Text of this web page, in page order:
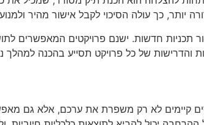
יותר, כך עולה הסיכוי לקבל אישור מהיר
תכניות חדשות. ישנם פרויקטים המאפשרים
של כל פרויקט תסייע בהכנה למהלך
קיימים לא רק משפרת את ערכם, אלא גם